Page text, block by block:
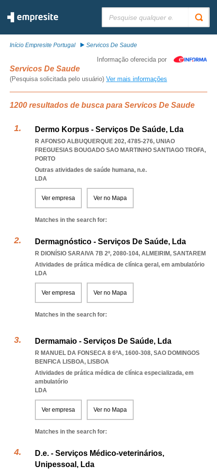
Início Empresite Portugal Servicos De Saude
Informação oferecida por
Servicos De Saude
(Pesquisa solicitada pelo usuário) Ver mais informações
1200 resultados de busca para Servicos De Saude
Dermo Korpus - Serviços De Saúde, Lda
R AFONSO ALBUQUERQUE 202, 4785-276, UNIAO
FREGUESIAS BOUGADO SAO MARTINHO SANTIAGO TROFA,
PORTO
Outras atividades de saúde humana, n.e.
LDA
Ver empresa Ver no Mapa
Matches in the search for:
Dermagnóstico - Serviços De Saúde, Lda
R DIONÍSIO SARAIVA 7B 2º, 2080-104, ALMEIRIM, SANTAREM
Atividades de prática médica de clínica geral, em ambulatório
LDA
Ver empresa Ver no Mapa
Matches in the search for:
Dermamaio - Serviços De Saúde, Lda
R MANUEL DA FONSECA 8 6ºA, 1600-308, SAO DOMINGOS
BENFICA LISBOA, LISBOA
Atividades de prática médica de clínica especializada, em
ambulatório
LDA
Ver empresa Ver no Mapa
Matches in the search for:
D.e. - Serviços Médico-veterinários,
Unipessoal, Lda